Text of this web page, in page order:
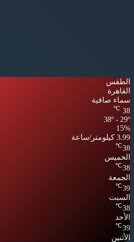
الطقس
القاهرة
سماء صافية
38
℃
38º - 29º
15%
3.99 كيلومتر/ساعة
38
℃
الخميس
38
℃
الجمعة
39
℃
السبت
38
℃
الأحد
39
℃
الأثنين